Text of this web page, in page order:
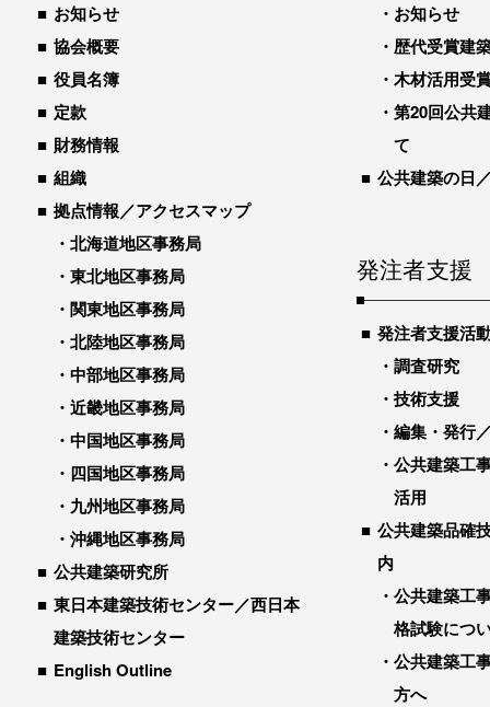
お知らせ
協会概要
役員名簿
定款
財務情報
組織
拠点情報／アクセスマップ
北海道地区事務局
東北地区事務局
関東地区事務局
北陸地区事務局
中部地区事務局
近畿地区事務局
中国地区事務局
四国地区事務局
九州地区事務局
沖縄地区事務局
公共建築研究所
東日本建築技術センター／西日本
建築技術センター
English Outline
お知らせ
歴代受賞建
木材活用受
第20回公共
て
公共建築の日
発注者支援
発注者支援活
調査研究
技術支援
編集・発行
公共建築工
活用
公共建築品確
内
公共建築工
格試験につ
公共建築工
方へ